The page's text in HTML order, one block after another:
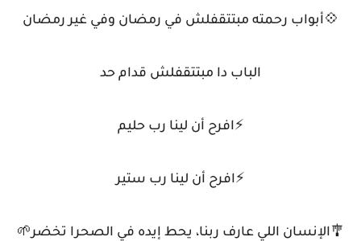
💠أبواب رحمته مبتتقفلش في رمضان وفي غير رمضان
الباب دا مبتتقفلش قدام حد
⚡️افرح أن لينا رب حليم
⚡️افرح أن لينا رب ستير
🎐الإنسان اللي عارف ربنا، يحط إيده في الصحرا تخضر🌱